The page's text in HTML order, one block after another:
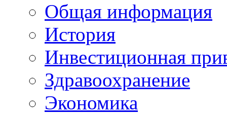
Общая информация
История
Инвестиционная
Здравоохранение
Экономика